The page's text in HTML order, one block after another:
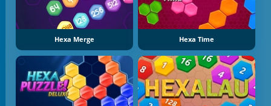
Hexa Merge Hexa Time